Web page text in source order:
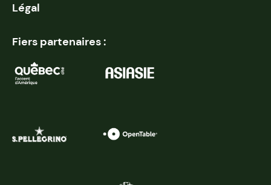
Légal
Fiers partenaires :